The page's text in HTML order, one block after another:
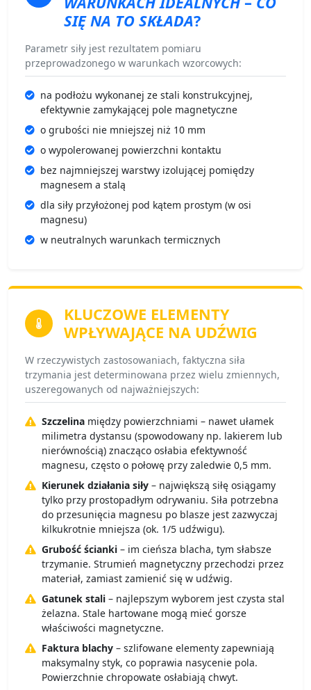
SIĘ NA TO SKŁADA?
Parametr siły jest rezultatem pomiaru
przeprowadzonego w warunkach wzorcowych:
na podłożu wykonanej ze stali konstrukcyjnej,
efektywnie zamykającej pole magnetyczne
o grubości nie mniejszej niż 10 mm
o wypolerowanej powierzchni kontaktu
bez najmniejszej warstwy izolującej pomiędzy
magnesem a stalą
dla siły przyłożonej pod kątem prostym (w osi
magnesu)
w neutralnych warunkach termicznych
KLUCZOWE ELEMENTY
WPŁYWAJĄCE NA UDŹWIG
W rzeczywistych zastosowaniach, faktyczna siła
trzymania jest determinowana przez wielu zmiennych,
uszeregowanych od najważniejszych:
Szczelina między powierzchniami – nawet ułamek
milimetra dystansu (spowodowany np. lakierem lub
nierównością) znacząco osłabia efektywność
magnesu, często o połowę przy zaledwie 0,5 mm.
Kierunek działania siły – największą siłę osiągamy
tylko przy prostopadłym odrywaniu. Siła potrzebna
do przesunięcia magnesu po blasze jest zazwyczaj
kilkukrotnie mniejsza (ok. 1/5 udźwigu).
Grubość ścianki – im cieńsza blacha, tym słabsze
trzymanie. Strumień magnetyczny przechodzi przez
materiał, zamiast zamienić się w udźwig.
Gatunek stali – najlepszym wyborem jest czysta stal
żelazna. Stale hartowane mogą mieć gorsze
właściwości magnetyczne.
Faktura blachy – szlifowane elementy zapewniają
maksymalny styk, co poprawia nasycenie pola.
Powierzchnie chropowate osłabiają chwyt.